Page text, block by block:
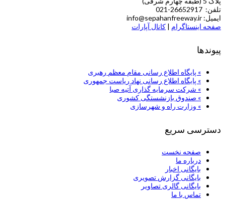
تلفن: 26652917-021
ایمیل: info@sepahanfreeway.ir
صفحه اینستاگرام | کانال آپارات
پیوندها
» پایگاه اطلاع رسانی مقام معظم رهبری
» پایگاه اطلاع رسانی نهاد ریاست جمهوری
» شركت سرمایه گذاری آتیه صبا
» صندوق بازنشستگی کشوری
» وزارت راه و شهرسازی
دسترسی سریع
صفحه نخست
درباره ما
بایگانی اخبار
بایگانی گزارش تصویری
بایگانی گالری تصاویر
تماس با ما